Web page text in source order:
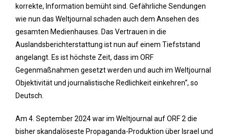
korrekte, Information bemüht sind. Gefährliche Sendungen
wie nun das Weltjournal schaden auch dem Ansehen des
gesamten Medienhauses. Das Vertrauen in die
Auslandsberichterstattung ist nun auf einem Tiefststand
angelangt. Es ist höchste Zeit, dass im ORF
Gegenmaßnahmen gesetzt werden und auch im Weltjournal
Objektivität und journalistische Redlichkeit einkehren“, so
Deutsch.
Am 4. September 2024 war im Weltjournal auf ORF 2 die
bisher skandalöseste Propaganda-Produktion über Israel und